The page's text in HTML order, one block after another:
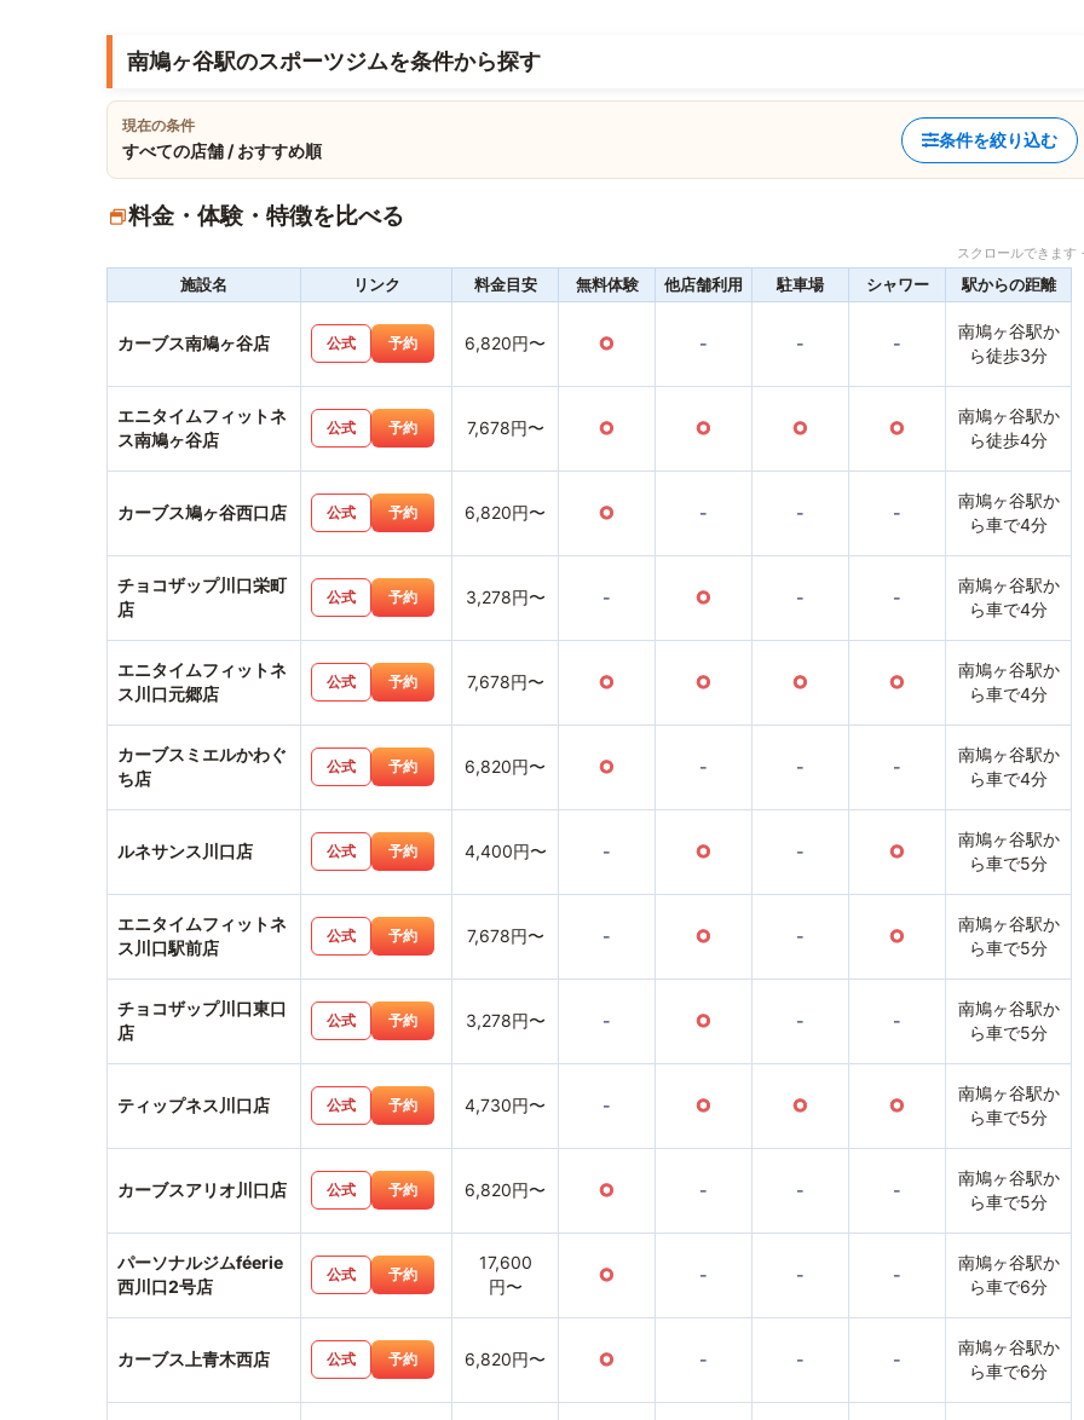
南鳩ヶ谷駅のスポーツジムを条件から探す
現在の条件
すべての店舗 / おすすめ順
条件を絞り込む
料金・体験・特徴を比べる
スクロールできま
施設名 リンク 料金目安 無料体験 他店舗利用 駐車場 シャワー 駅からの距離
カーブス南鳩ヶ谷店 公式 予約 6,820円〜 ○ - - -
南鳩ヶ谷駅か
ら徒歩3分
エニタイムフィットネ
ス南鳩ヶ谷店
公式 予約 7,678円〜 ○ ○ ○ ○
南鳩ヶ谷駅か
ら徒歩4分
カーブス鳩ヶ谷西口店 公式 予約 6,820円〜 ○ - - -
南鳩ヶ谷駅か
ら車で4分
チョコザップ川口栄町
店
公式 予約 3,278円〜 - ○ - -
南鳩ヶ谷駅か
ら車で4分
エニタイムフィットネ
ス川口元郷店
公式 予約 7,678円〜 ○ ○ ○ ○
南鳩ヶ谷駅か
ら車で4分
カーブスミエルかわぐ
ち店
公式 予約 6,820円〜 ○ - - -
南鳩ヶ谷駅か
ら車で4分
ルネサンス川口店 公式 予約 4,400円〜 - ○ - ○
南鳩ヶ谷駅か
ら車で5分
エニタイムフィットネ
ス川口駅前店
公式 予約 7,678円〜 - ○ - ○
南鳩ヶ谷駅か
ら車で5分
チョコザップ川口東口
店
公式 予約 3,278円〜 - ○ - -
南鳩ヶ谷駅か
ら車で5分
ティップネス川口店 公式 予約 4,730円〜 - ○ ○ ○
南鳩ヶ谷駅か
ら車で5分
カーブスアリオ川口店 公式 予約 6,820円〜 ○ - - -
南鳩ヶ谷駅か
ら車で5分
パーソナルジムféerie
西川口2号店
公式 予約
17,600
円〜
○ - - -
南鳩ヶ谷駅か
ら車で6分
カーブス上青木西店 公式 予約 6,820円〜 ○ - - -
南鳩ヶ谷駅か
ら車で6分